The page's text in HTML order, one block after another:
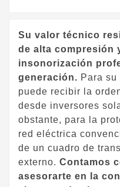
Su valor técnico
de alta compresión
insonorización
generación. Para
puede recibir la
desde inversores
obstante, para la
red eléctrica
de un cuadro de
externo. Contamos
asesorarte en la